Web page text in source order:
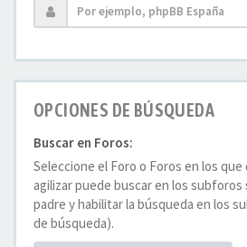
OPCIONES DE BÚSQUEDA
Buscar en Foros:
Seleccione el Foro o Foros en los que
agilizar puede buscar en los
padre y habilitar la búsqueda en los
de búsqueda).